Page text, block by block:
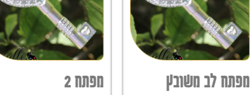
מפתח לב משובץ מפתח 2